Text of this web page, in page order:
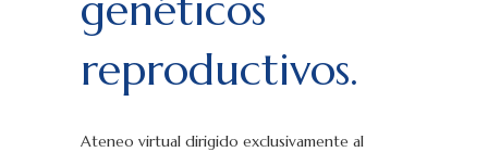
reproductivos.
Ateneo virtual dirigido exclusivamente al